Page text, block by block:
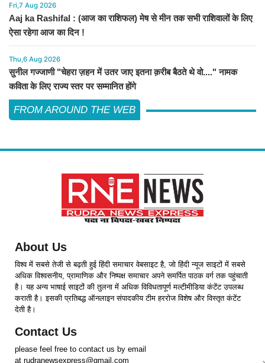
Fri,7 Aug 2026
Aaj ka Rashifal : (आज का राशिफल) मेष से मीन तक सभी राशिवालों के लिए
ऐसा रहेगा आज का दिन !
Thu,6 Aug 2026
सुनील गज्जाणी "चेहरा ज़हन में उतर जाए इतना क़रीब बैठते थे वो...." नामक
कविता के लिए राज्य स्तर पर सम्मानित होंगे
FROM AROUND THE WEB
About Us
विश्व में सबसे तेजी से बढ़ती हुई हिंदी समाचार वेबसाइट है, जो हिंदी न्यूज साइटों में सबसे
अधिक विश्वसनीय, प्रामाणिक और निष्पक्ष समाचार अपने समर्पित पाठक वर्ग तक पहुंचाती
है। यह अन्य भाषाई साइटों की तुलना में अधिक विविधतापूर्ण मल्टीमीडिया कंटेंट उपलब्ध
कराती है। इसकी प्रतिबद्ध ऑनलाइन संपादकीय टीम हररोज विशेष और विस्तृत कंटेंट
देती है।
Contact Us
please feel free to contact us by email
at rudranewsexpress@gmail.com